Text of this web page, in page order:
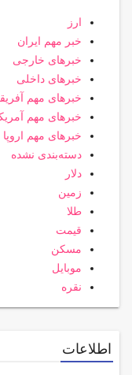
ارز
خبر مهم ایران
خبرهای خارجی
خبرهای داخلی
خبرهای مهم
خبرهای مهم
خبرهای مهم اروپا
دسته‌بندی نشده
دلار
زمین
طلا
قیمت
مسکن
موبایل
نقره
اطلاعات